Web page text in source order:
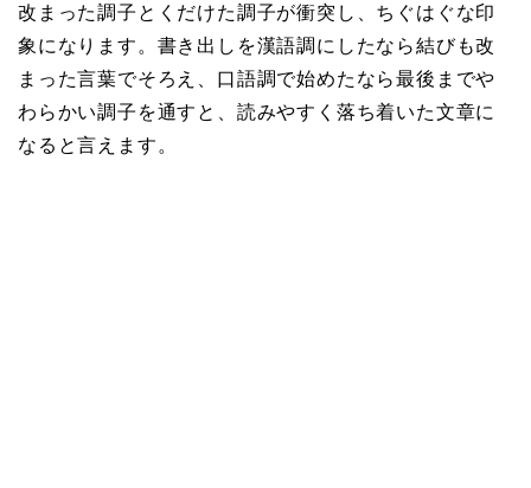
改まった調子とくだけた調子が衝突し、ちぐはぐな印
象になります。書き出しを漢語調にしたなら結びも改
まった言葉でそろえ、口語調で始めたなら最後までや
わらかい調子を通すと、読みやすく落ち着いた文章に
なると言えます。